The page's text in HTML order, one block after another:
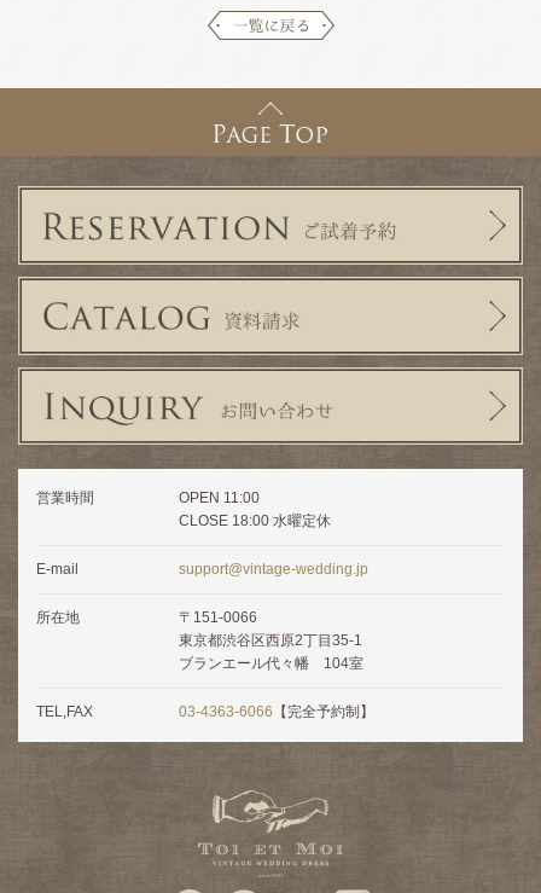
営業時間
OPEN 11:00
CLOSE 18:00 水曜定休
E-mail support@vintage-wedding.jp
所在地
〒151-0066
東京都渋谷区西原2丁目35-1
ブランエール代々幡 104室
TEL,FAX 03-4363-6066 【完全予約制】